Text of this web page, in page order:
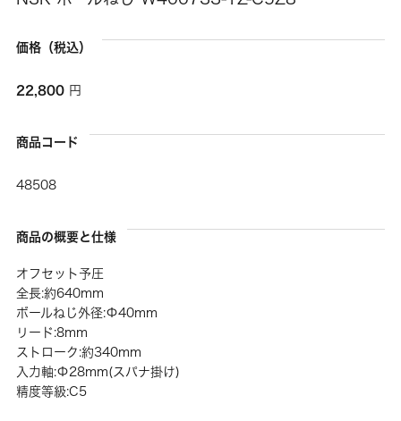
価格（税込）
22,800 円
商品コード
48508
商品の概要と仕様
オフセット予圧
全長:約640mm
ボールねじ外径:Φ40mm
リード:8mm
ストローク:約340mm
入力軸:Φ28mm(スパナ掛け)
精度等級:C5